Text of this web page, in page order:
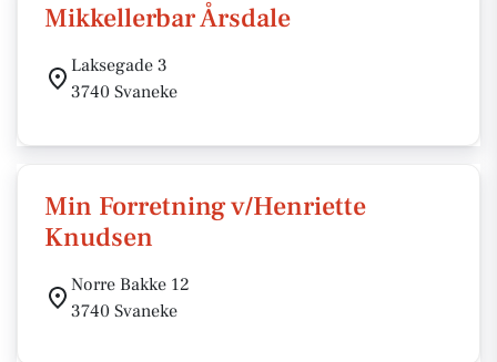
Mikkellerbar Årsdale
Laksegade 3
3740 Svaneke
Min Forretning v/Henriette
Knudsen
Norre Bakke 12
3740 Svaneke